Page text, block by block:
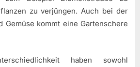
zu verjüngen. Auch bei der
Gemüse kommt eine Gartenschere
haben sowohl